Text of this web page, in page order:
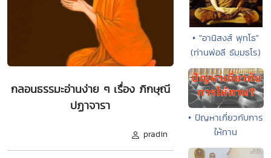
กลอนธรรมะอ่านง่าย ๆ เรื่อง ภิกษุณี
ปฏาจารา
pradin
• "อานิสงส์ พุทโธ"
(ท่านพ่อลี ธัมฺมธโร)
• ปัญหาเกี่ยวกับการ
ให้ทาน